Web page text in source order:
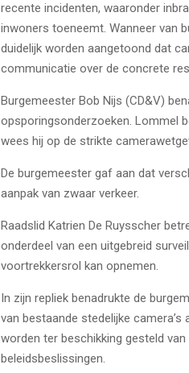
recente incidenten, waaronder
inwoners toeneemt. Wanneer van
duidelijk worden aangetoond dat
communicatie over de concrete
Burgemeester Bob Nijs (CD&V)
opsporingsonderzoeken. Lommel
wees hij op de strikte
De burgemeester gaf aan dat
aanpak van zwaar verkeer.
Raadslid Katrien De Ruysscher
onderdeel van een uitgebreid
voortrekkersrol kan opnemen.
In zijn repliek benadrukte de
van bestaande stedelijke
worden ter beschikking gesteld
beleidsbeslissingen.